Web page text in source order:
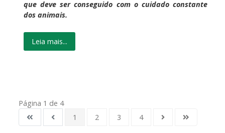
que deve ser conseguido com o cuidado constante
dos animais.
Leia mais...
Página 1 de 4
1
2 3 4